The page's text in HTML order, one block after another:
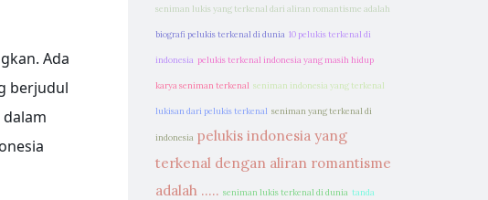
Ada
berjudul
seniman lukis yang terkenal dari aliran romantisme adalah
biografi pelukis terkenal di dunia 10 pelukis terkenal di
indonesia pelukis terkenal indonesia yang masih hidup
karya seniman terkenal seniman indonesia yang terkenal
lukisan dari pelukis terkenal seniman yang terkenal di
indonesia pelukis indonesia yang
terkenal dengan aliran romantisme
adalah ..... seniman lukis terkenal di dunia tanda